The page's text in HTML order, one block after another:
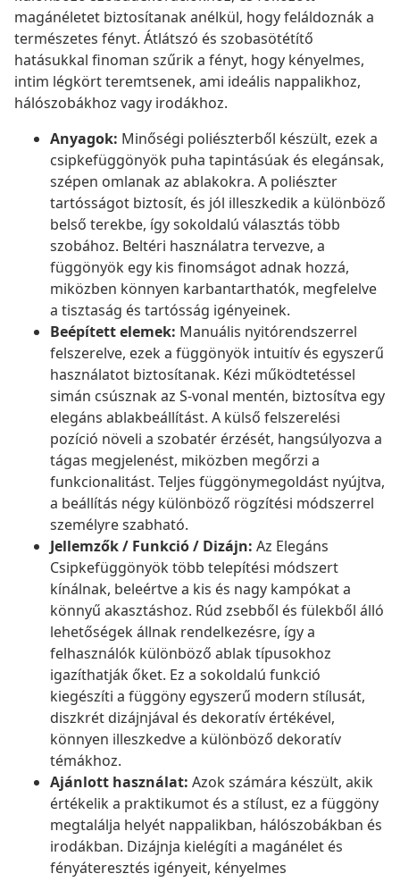
magánéletet biztosítanak anélkül, hogy feláldoznák a
természetes fényt. Átlátszó és szobasötétítő
hatásukkal finoman szűrik a fényt, hogy kényelmes,
intim légkört teremtsenek, ami ideális nappalikhoz,
hálószobákhoz vagy irodákhoz.
Anyagok: Minőségi poliészterből készült, ezek a
csipkefüggönyök puha tapintásúak és elegánsak,
szépen omlanak az ablakokra. A poliészter
tartósságot biztosít, és jól illeszkedik a különböző
belső terekbe, így sokoldalú választás több
szobához. Beltéri használatra tervezve, a
függönyök egy kis finomságot adnak hozzá,
miközben könnyen karbantarthatók, megfelelve
a tisztaság és tartósság igényeinek.
Beépített elemek: Manuális nyitórendszerrel
felszerelve, ezek a függönyök intuitív és egyszerű
használatot biztosítanak. Kézi működtetéssel
simán csúsznak az S-vonal mentén, biztosítva egy
elegáns ablakbeállítást. A külső felszerelési
pozíció növeli a szobatér érzését, hangsúlyozva a
tágas megjelenést, miközben megőrzi a
funkcionalitást. Teljes függönymegoldást nyújtva,
a beállítás négy különböző rögzítési módszerrel
személyre szabható.
Jellemzők / Funkció / Dizájn: Az Elegáns
Csipkefüggönyök több telepítési módszert
kínálnak, beleértve a kis és nagy kampókat a
könnyű akasztáshoz. Rúd zsebből és fülekből álló
lehetőségek állnak rendelkezésre, így a
felhasználók különböző ablak típusokhoz
igazíthatják őket. Ez a sokoldalú funkció
kiegészíti a függöny egyszerű modern stílusát,
diszkrét dizájnjával és dekoratív értékével,
könnyen illeszkedve a különböző dekoratív
témákhoz.
Ajánlott használat: Azok számára készült, akik
értékelik a praktikumot és a stílust, ez a függöny
megtalálja helyét nappalikban, hálószobákban és
irodákban. Dizájnja kielégíti a magánélet és
fényáteresztés igényeit, kényelmes